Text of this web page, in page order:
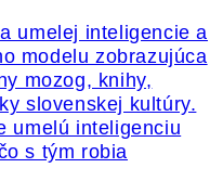
umelú inteligenciu
s tým robia